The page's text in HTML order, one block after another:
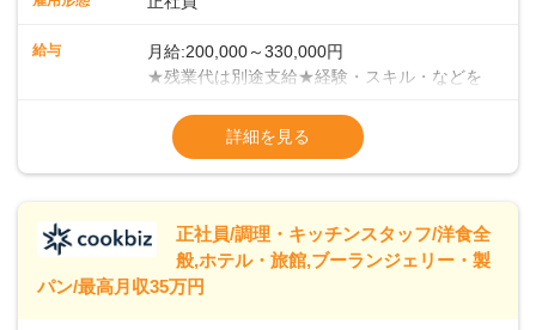
＜徐々にマネジメントも学んでください＞業務に慣れてきた
ら、徐々にマネジメント業務をお任せしていきます。パート
ることになりますので、お店を作っていく面白さを味わえま
すよ！＜将来はキャリアアップも＞まずは、1年間での一人立
も可能です。
給与
月給:200,000～330,000円
★残業代は別途支給★経験・スキル・などを
（2023年度実績：3.8ヶ月分支給）★昇給年
1回（55歳まで）＜年収例＞年収380万円／
入社5年／40歳年収400万円／入社3年／48歳
年収460万円／入社7年／51歳
※試用期間3ヶ月あり（給与・待遇変動な
詳細を見る
正社員/調理・キッチンスタッフ/洋食全
般,ホテル・旅館,ブーランジェリー・製
パン/最高月収35万円